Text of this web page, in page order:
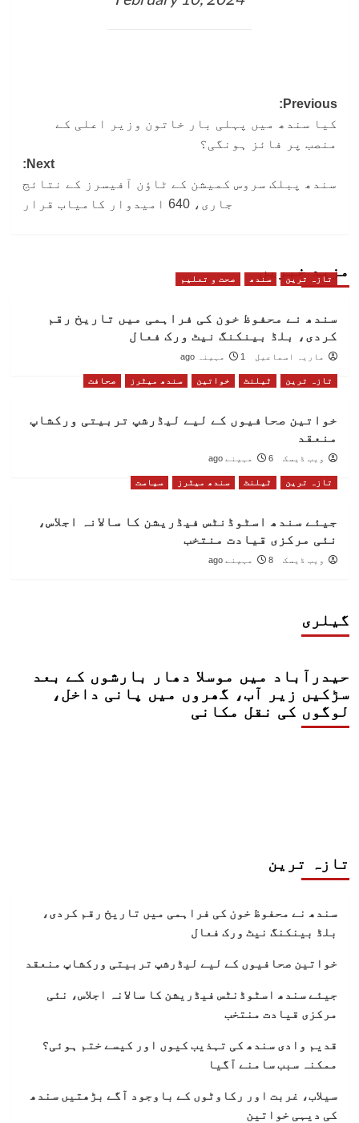
Post
navigation
Previous:
کیا سندھ میں پہلی بار خاتون وزیر اعلی کے
منصب پر فائز ہونگی؟
Next:
سندھ پبلک سروس کمیشن کے ٹاؤن آفیسرز کے نتائج
جاری، 640 امیدوار کامیاب قرار
مزید خبریں
تازہ ترین سندھ صحت و تعلیم
سندھ نے محفوظ خون کی فراہمی میں تاریخ رقم
کردی، بلڈ بینکنگ نیٹ ورک فعال
ماریہ اسماعیل 1 مہینہ ago
تازہ ترین ٹیلنٹ خواتین سندھ میٹرز صحافت
خواتین صحافیوں کے لیے لیڈرشپ تربیتی ورکشاپ
منعقد
ویب ڈیسک 6 مہینے ago
تازہ ترین ٹیلنٹ سندھ میٹرز سیاست
جیئے سندھ اسٹوڈنٹس فیڈریشن کا سالانہ اجلاس،
نئی مرکزی قیادت منتخب
ویب ڈیسک 8 مہینے ago
گیلری
حیدرآباد میں موسلا دھار بارشوں کے بعد
سڑکیں زیر آب، گھروں میں پانی داخل،
لوگوں کی نقل مکانی
تازہ ترین
سندھ نے محفوظ خون کی فراہمی میں تاریخ رقم کردی،
بلڈ بینکنگ نیٹ ورک فعال
خواتین صحافیوں کے لیے لیڈرشپ تربیتی ورکشاپ منعقد
جیئے سندھ اسٹوڈنٹس فیڈریشن کا سالانہ اجلاس، نئی
مرکزی قیادت منتخب
قدیم وادی سندھ کی تہذیب کیوں اور کیسے ختم ہوئی؟
ممکنہ سبب سامنے آگیا
سیلاب، غربت اور رکاوٹوں کے باوجود آگے بڑھتیں سندھ
کی دیہی خواتین